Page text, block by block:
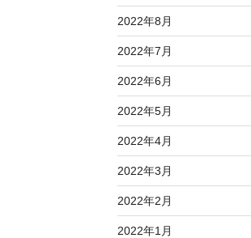
2022年8月
2022年7月
2022年6月
2022年5月
2022年4月
2022年3月
2022年2月
2022年1月